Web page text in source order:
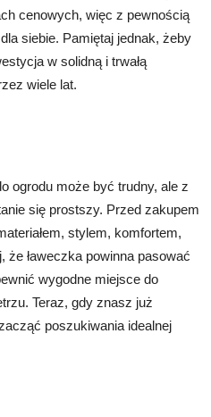
cenowych, więc z pewnością
siebie. Pamiętaj jednak, żeby
w solidną i trwałą
wiele lat.
ogrodu może być trudny, ale z
się prostszy. Przed zakupem
stylem, komfortem,
że ławeczka powinna pasować
wygodne miejsce do
Teraz, gdy znasz już
poszukiwania idealnej